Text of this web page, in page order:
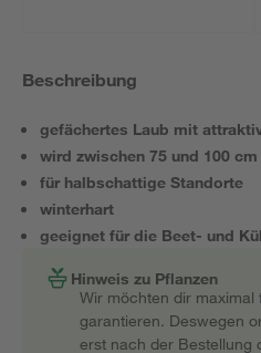
Beschreibung
gefächertes Laub mit
wird zwischen 75 und 100
für halbschattige Standorte
winterhart
geeignet für die Beet- und
Hinweis zu Pflanzen
Wir möchten dir maximal
garantieren. Deswegen
erst nach der Bestellung